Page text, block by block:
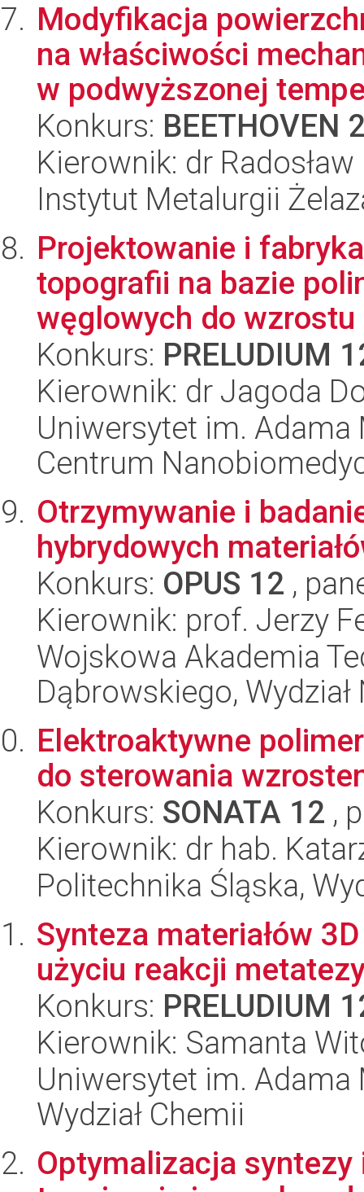
Modyfikacja
na właściwości
w podwyższonej
Konkurs: BEETHOVEN
Kierownik: dr
Instytut Metalurgii
Projektowanie i
topografii na bazie
węglowych do wzrostu
Konkurs: PRELUDIUM
Kierownik: dr Jagoda
Uniwersytet im.
Centrum
Otrzymywanie i
hybrydowych
Konkurs: OPUS 12 ,
Kierownik: prof. Jerzy
Wojskowa Akademia
Dąbrowskiego,
Elektroaktywne
do sterowania
Konkurs: SONATA 12 ,
Kierownik: dr hab.
Politechnika Śląska,
Synteza materiałów
użyciu reakcji
Konkurs: PRELUDIUM
Kierownik: Samanta
Uniwersytet im.
Wydział Chemii
Optymalizacja